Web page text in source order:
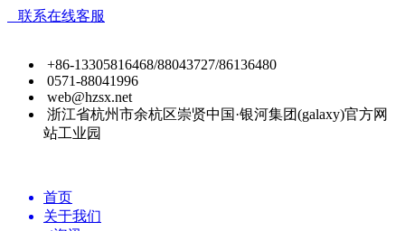
联系在线客服
+86-13305816468/88043727/86136480
0571-88041996
web@hzsx.net
浙江省杭州市余杭区崇贤中国·银河集团(galaxy)官方网
站工业园
首页
关于我们